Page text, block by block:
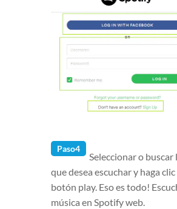
Paso4
Seleccionar o buscar
que desea escuchar y haga clic
botón play. Eso es todo!
música en Spotify web.